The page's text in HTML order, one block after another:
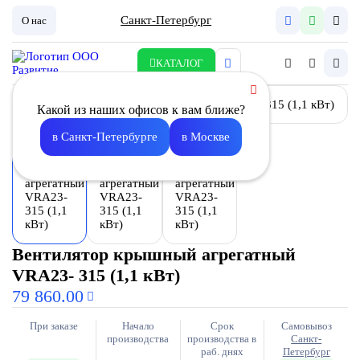
О нас Санкт-Петербург
КАТАЛОГ
Какой из наших офисов к вам ближе?
в Санкт-Петербурге в Москве
Вентилятор крышный агрегатный
VRA23- 315 (1,1 кВт)
79 860.00
При заказе
Начало
производства
Срок
производства в
раб. днях
Самовывоз
Санкт-
Петербург